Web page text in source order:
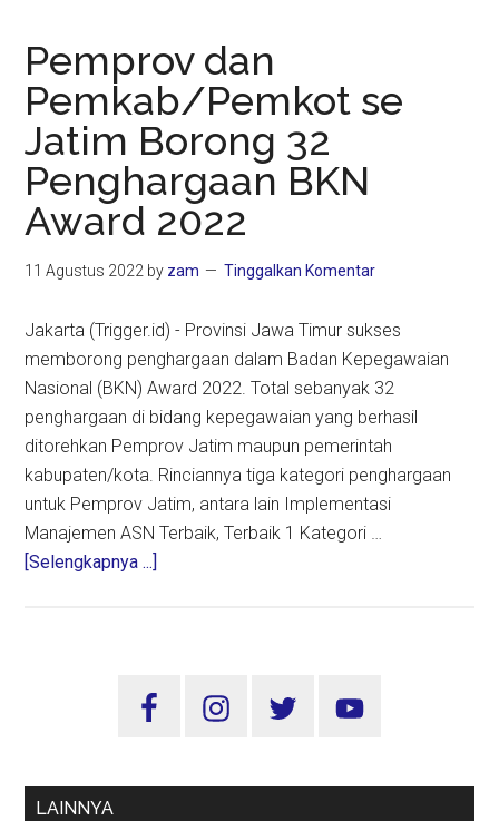
Pemprov dan
Pemkab/Pemkot se
Jatim Borong 32
Penghargaan BKN
Award 2022
11 Agustus 2022 by zam Tinggalkan Komentar
Jakarta (Trigger.id) - Provinsi Jawa Timur sukses
memborong penghargaan dalam Badan Kepegawaian
Nasional (BKN) Award 2022. Total sebanyak 32
penghargaan di bidang kepegawaian yang berhasil
ditorehkan Pemprov Jatim maupun pemerintah
kabupaten/kota. Rinciannya tiga kategori penghargaan
untuk Pemprov Jatim, antara lain Implementasi
Manajemen ASN Terbaik, Terbaik 1 Kategori …
[Selengkapnya ...]
Jatim
Penghargaan
Sidebar
LAINNYA